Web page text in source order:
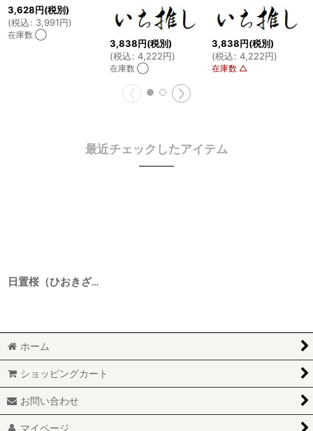
3,628円(税別)
(税込: 3,991円)
在庫数 ◯
3,838円(税別)
(税込: 4,222円)
在庫数 ◯
3,838円(税別)
(税込: 4,222円)
在庫数 △
最近チェックしたアイテム
日置桜（ひおきざくら） 純米 俯瞰強力 4BY 1800ml
ホーム
ショッピングカート
お問い合わせ
マイページ